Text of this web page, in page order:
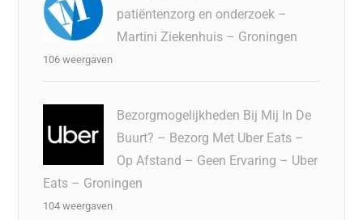
patiëntenzorg en onderzoek –
Martini Ziekenhuis – Groningen
106 weergaven
Bezorgmogelijkheden Bij Mij In De
Buurt? – Bezorg Met Uber Eats –
Op Afstand – Geen Ervaring – Uber
Eats – Groningen
104 weergaven